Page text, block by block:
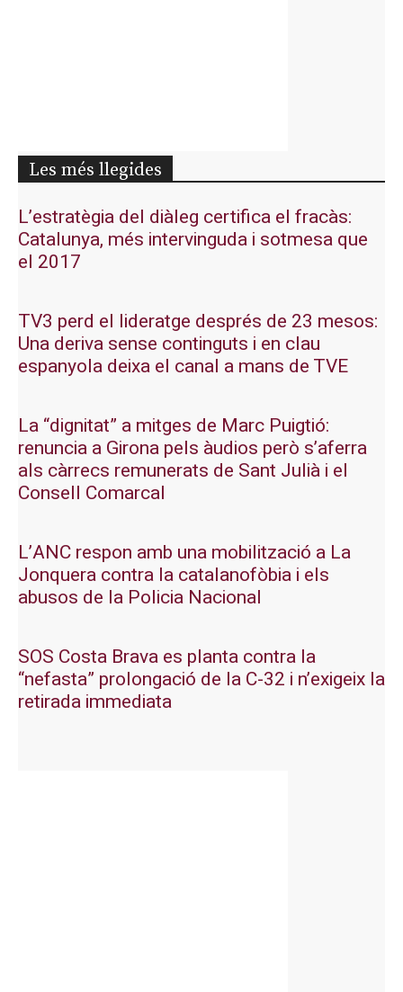
Les més llegides
L’estratègia del diàleg certifica el fracàs:
Catalunya, més intervinguda i sotmesa que
el 2017
TV3 perd el lideratge després de 23 mesos:
Una deriva sense continguts i en clau
espanyola deixa el canal a mans de TVE
La “dignitat” a mitges de Marc Puigtió:
renuncia a Girona pels àudios però s’aferra
als càrrecs remunerats de Sant Julià i el
Consell Comarcal
L’ANC respon amb una mobilització a La
Jonquera contra la catalanofòbia i els
abusos de la Policia Nacional
SOS Costa Brava es planta contra la
“nefasta” prolongació de la C-32 i n’exigeix la
retirada immediata